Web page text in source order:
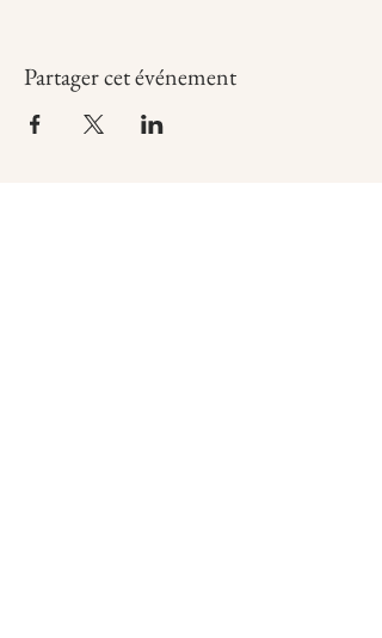
Partager cet événement